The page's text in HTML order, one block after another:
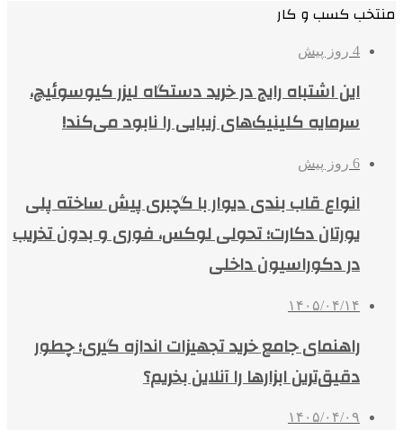
منتخب کسب و کار
4 روز پیش
این اشتباه رایج در خرید دستگاه لیزر کیوسوئیچ،
سرمایه کلینیک‌های زیبایی را نابود می‌کند!
6 روز پیش
انواع قاب بندی دیوار با گچبری پیش ساخته پلی
یورتان دکارت؛ تحولی لوکس، فوری و بدون تخریب
در دکوراسیون داخلی
۱۴۰۵/۰۴/۱۴
راهنمای جامع خرید تجهیزات اندازه گیری؛ چطور
دقیق‌ترین ابزارها را آنلاین بخریم؟
۱۴۰۵/۰۴/۰۹